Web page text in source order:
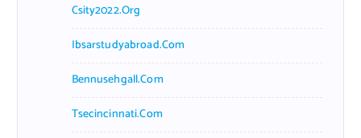
Csity2022.org
Ibsarstudyabroad.com
Bennusehgall.com
Tsecincinnati.com